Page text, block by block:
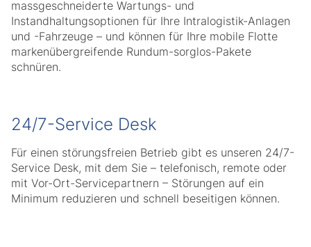
massgeschneiderte Wartungs- und
Instandhaltungsoptionen für Ihre Intralogistik-Anlagen
und -Fahrzeuge – und können für Ihre mobile Flotte
markenübergreifende Rundum-sorglos-Pakete
schnüren.
24/7-Service Desk
Für einen störungsfreien Betrieb gibt es unseren 24/7-
Service Desk, mit dem Sie – telefonisch, remote oder
mit Vor-Ort-Servicepartnern – Störungen auf ein
Minimum reduzieren und schnell beseitigen können.